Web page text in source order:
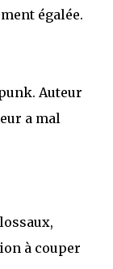
égalée.
Auteur
a mal
à couper